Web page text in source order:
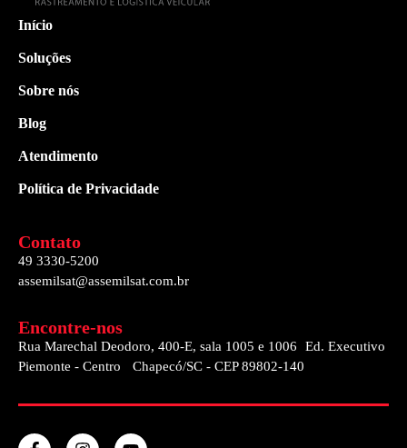
Início
Soluções
Sobre nós
Blog
Atendimento
Política de Privacidade
Contato
49 3330-5200
assemilsat@assemilsat.com.br
Encontre-nos
Rua Marechal Deodoro, 400-E, sala 1005 e 1006 Ed. Executivo
Piemonte - Centro Chapecó/SC - CEP 89802-140